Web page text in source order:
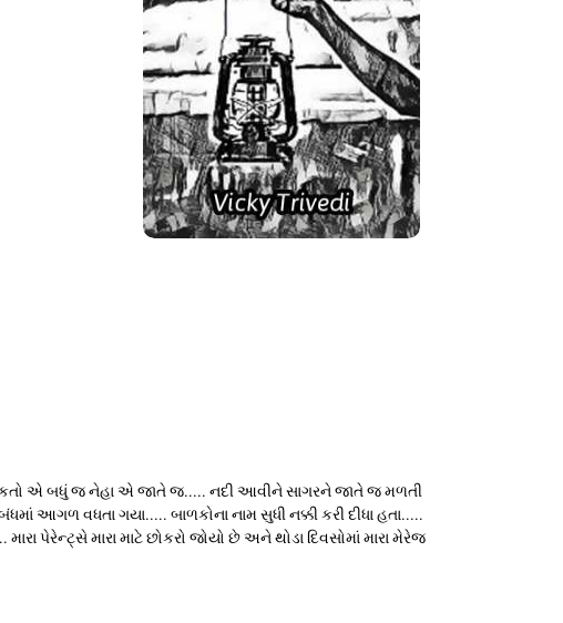
શકતો એ બધું જ નેહા એ જાતે જ..... નદી આવીને સાગરને જાતે જ મળતી
વધતા ગયા..... બાળકોના નામ સુધી નક્કી કરી દીધા હતા.....
મારા માટે છોકરો જોયો છે અને થોડા દિવસોમાં મારા મેરેજ